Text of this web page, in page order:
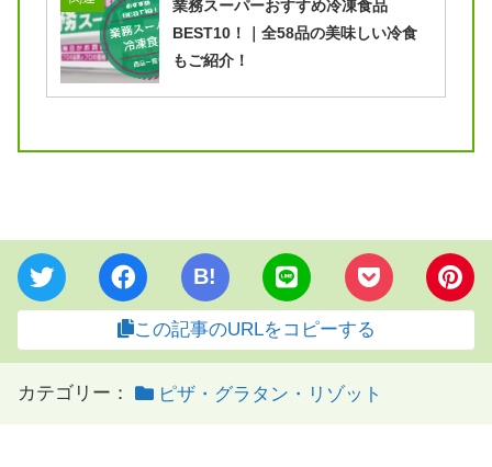
業務スーパーおすすめ冷凍食品
BEST10！｜全58品の美味しい冷食
もご紹介！
B!
この記事のURLをコピーする
カテゴリー： ピザ・グラタン・リゾット